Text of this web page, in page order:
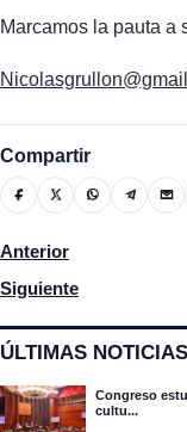
ÚLTIMAS NOTICIAS
Congreso
cultu...
Marcamos la pauta a
Compartir
Artículo anterior:
Anterior
Artículo siguiente:
Siguiente